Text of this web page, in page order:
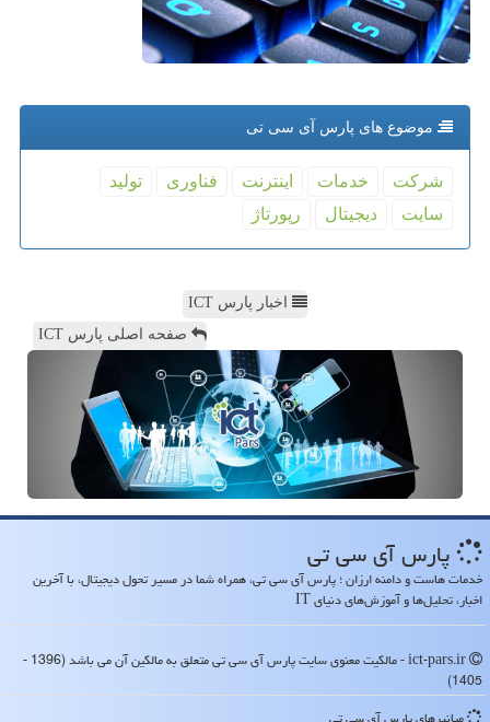
موضوع های پارس آی سی تی
شركت خدمات اینترنت فناوری
تولید
سایت
دیجیتال رپورتاژ
اخبار پارس ICT
صفحه اصلی پارس ICT
پارس آی سی تی
خدمات هاست و دامنه ارزان ؛ پارس آی سی تی، همراه شما در مسیر تحول دیجیتال، با آخرین
اخبار، تحلیل‌ها و آموزش‌های دنیای IT
ict-pars.ir - مالکیت معنوی سایت پارس آی سی تی متعلق به مالکین آن می باشد (1396 -
1405)